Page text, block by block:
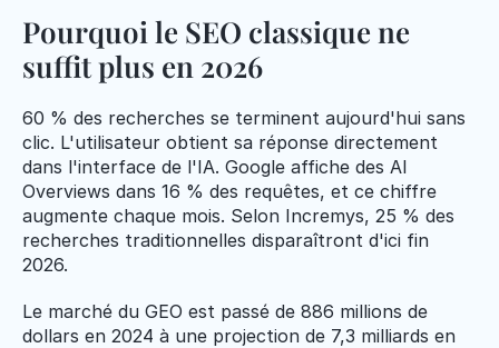
Pourquoi le SEO classique ne
suffit plus en 2026
60 % des recherches se terminent aujourd'hui sans
clic. L'utilisateur obtient sa réponse directement
dans l'interface de l'IA. Google affiche des AI
Overviews dans 16 % des requêtes, et ce chiffre
augmente chaque mois. Selon Incremys, 25 % des
recherches traditionnelles disparaîtront d'ici fin
2026.
Le marché du GEO est passé de 886 millions de
dollars en 2024 à une projection de 7,3 milliards en